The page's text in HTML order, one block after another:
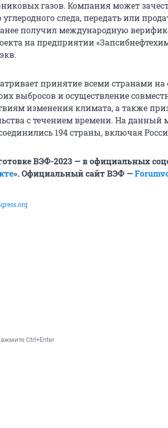
газов. Компания может
следа, передать или
получил международную
на предприятии
принятие всеми странами на
выбросов и осуществление
изменения климата, а также
с течением времени. На данный
194 страны, включая
ВЭФ-2023 — в официальных
».Официальный сайт ВЭФ —
Ctrl+Enter